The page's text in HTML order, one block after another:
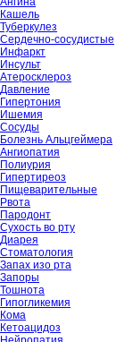
Кашель
Туберкулез
Сердечно-сосудистые
Инфаркт
Инсульт
Атеросклероз
Давление
Гипертония
Ишемия
Сосуды
Болезнь Альцгеймера
Ангиопатия
Полиурия
Гипертиреоз
Пищеварительные
Рвота
Пародонт
Сухость во рту
Диарея
Стоматология
Запах изо рта
Запоры
Тошнота
Гипогликемия
Кома
Кетоацидоз